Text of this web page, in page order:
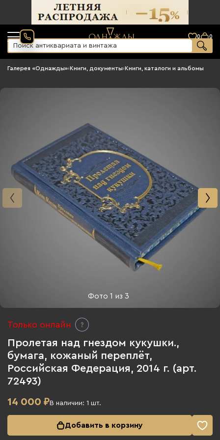
0 0
Галерея «Однажды»›Книги, документы›Книги, каталоги и альбомы
Фото1 из3
Только онлайн
Пролетая над гнездом кукушки.,
бумага, кожаный переплёт,
Российская Федерация, 2014 г. (арт.
72493)
14 000 ₽В наличии: 1 шт.
Добавить в корзину